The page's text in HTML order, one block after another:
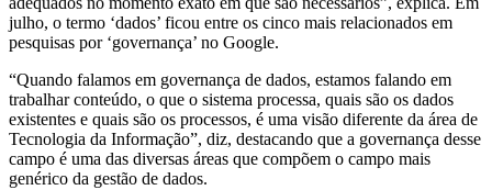
julho, o termo ‘dados’ ficou entre os cinco mais relacionados em
pesquisas por ‘governança’ no Google.
“Quando falamos em governança de dados, estamos falando em
trabalhar conteúdo, o que o sistema processa, quais são os dados
existentes e quais são os processos, é uma visão diferente da área de
Tecnologia da Informação”, diz, destacando que a governança desse
campo é uma das diversas áreas que compõem o campo mais
genérico da gestão de dados.